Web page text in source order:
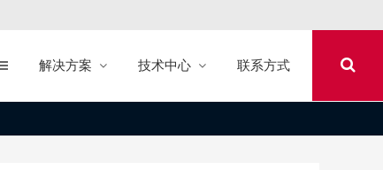
解决方案 技术中心 联系方式